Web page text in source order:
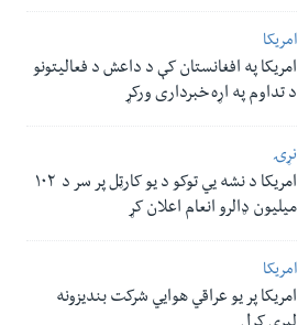
امریکا
امریکا په افغانستان کې د داعش د فعالیتونو
د تداوم په اړه خبرداری ورکړ
نړۍ
امریکا د نشه یي توکو د یو کارټل پر سر د ۱۰۲
میلیون ډالرو انعام اعلان کړ
امریکا
امریکا پر یو عراقي هوایي شرکت بندیزونه